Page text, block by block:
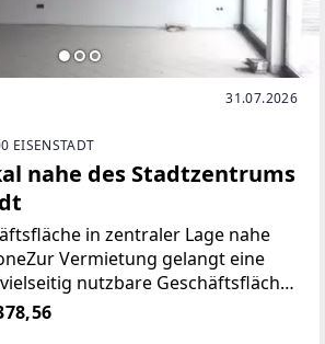
31.07.2026
EISENSTADT
nahe des Stadtzentrums
in zentraler Lage nahe
Vermietung gelangt eine
nutzbare Geschäftsfläche
Innenstadtlage. Das Objekt
großzügigen